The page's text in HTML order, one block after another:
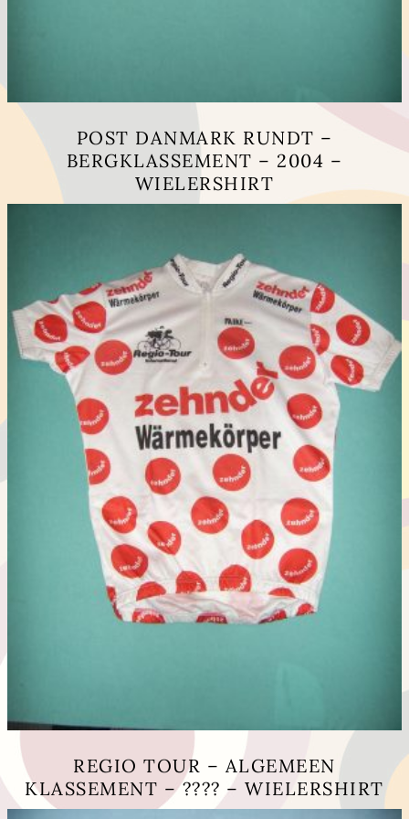
POST DANMARK RUNDT –
BERGKLASSEMENT – 2004 –
WIELERSHIRT
meerdere
variaties.
Deze
kan
gekozen
worden
op
de
productpagina
REGIO TOUR – ALGEMEEN
KLASSEMENT – ???? – WIELERSHIRT